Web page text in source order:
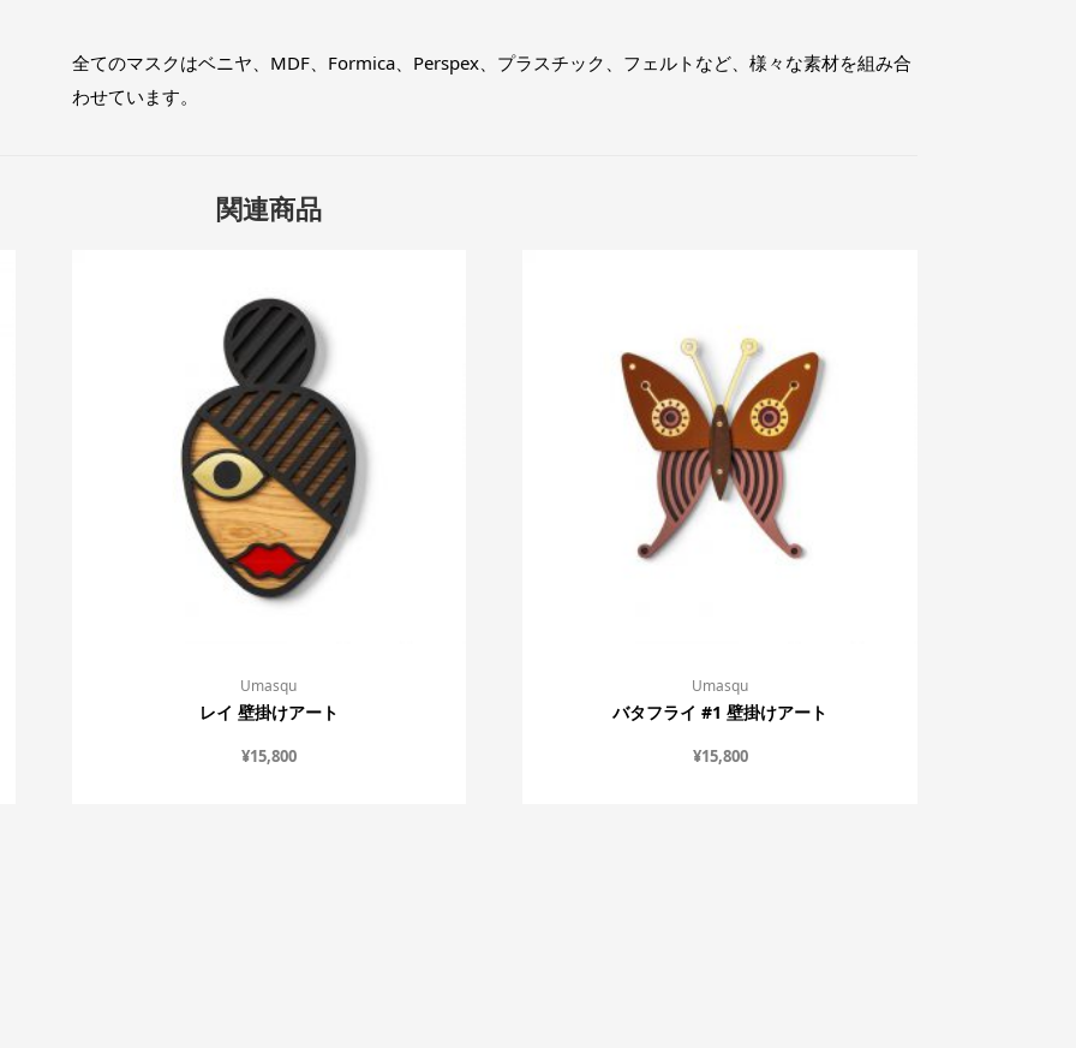
全てのマスクはベニヤ、MDF、Formica、Perspex、プラスチック、フェルトなど、様々な素材を組み合
わせています。
関連商品
Umasqu
レイ 壁掛けアート
¥15,800
Umasqu
バタフライ #1 壁掛けアート
¥15,800